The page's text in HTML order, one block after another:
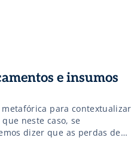
e insumos
para contextualizar
neste caso, se
dizer que as perdas de